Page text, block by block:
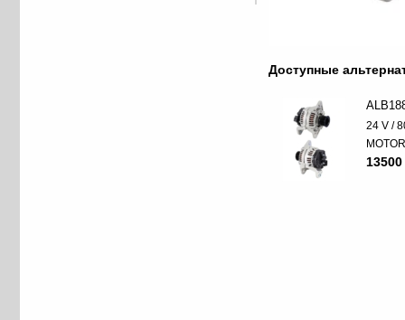
Доступные
24 V /